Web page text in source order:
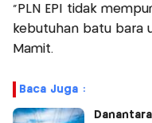
"PLN EPI tidak
kebutuhan batu bara
Mamit.
Baca Juga :